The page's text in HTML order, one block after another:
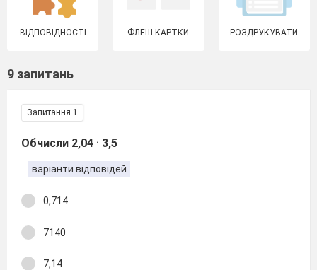
ВІДПОВІДНОСТІ ФЛЕШ-КАРТКИ РОЗДРУКУВАТИ
9 запитань
Запитання 1
Обчисли 2,04 . 3,5
варіанти відповідей
0,714
7140
7,14